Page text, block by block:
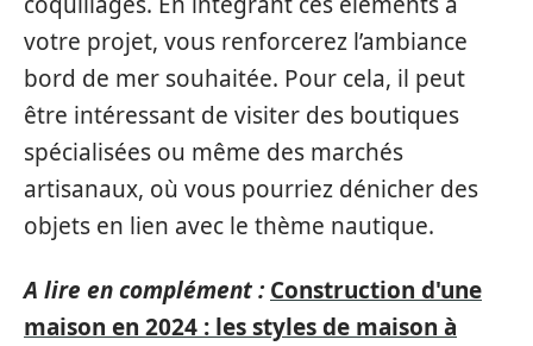
votre projet, vous renforcerez l’ambiance
bord de mer souhaitée. Pour cela, il peut
être intéressant de visiter des boutiques
spécialisées ou même des marchés
artisanaux, où vous pourriez dénicher des
objets en lien avec le thème nautique.
A lire en complément : Construction d'une
maison en 2024 : les styles de maison à